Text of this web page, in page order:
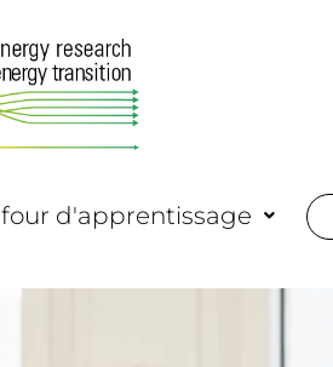
d'apprentissage